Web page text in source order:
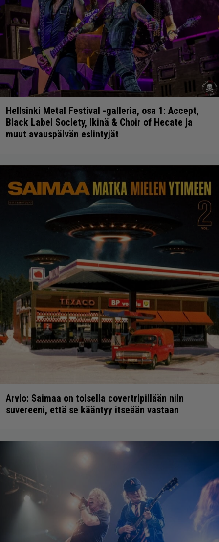
Hellsinki Metal Festival -galleria, osa 1: Accept,
Black Label Society, Ikinä & Choir of Hecate ja
muut avauspäivän esiintyjät
Arvio: Saimaa on toisella covertripillään niin
suvereeni, että se kääntyy itseään vastaan